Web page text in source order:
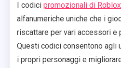
I codici promozionali di Roblox
alfanumeriche uniche che i
riscattare per vari accessori e
Questi codici consentono agli
i propri personaggi e